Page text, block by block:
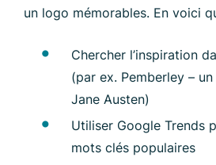
un logo mémorables. En voici
Chercher l’inspiration
(par ex. Pemberley –
Jane Austen)
Utiliser Google Trends
mots clés populaires